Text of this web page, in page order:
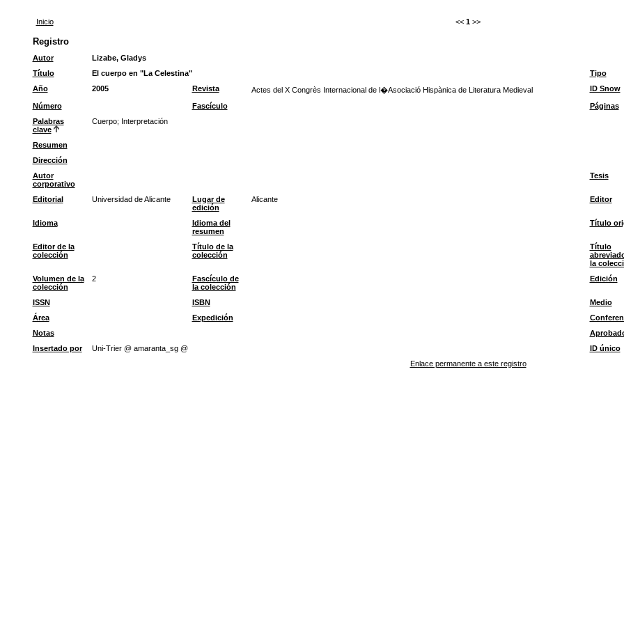
Inicio << 1 >>
Registro
Autor
Lizabe, Gladys
Título
El cuerpo en "La Celestina" Tipo
Año
2005 Revista Actes del X Congrès Internacional de l�Asociació Hispànica de Literatura Medieval ID Snow
Número Fascículo Páginas
Palabras
clave
Cuerpo; Interpretación
Resumen
Dirección
Autor
corporativo
Tesis
Editorial Universidad de Alicante
Lugar de
edición
Alicante Editor
Idioma
Idioma del
resumen
Título
Editor de la
colección
Título de la
colección
Título
la
Volumen de la
colección
2
Fascículo de
la colección
Edición
ISSN ISBN
Medio
Área
Expedición
Notas
Insertado por
Uni-Trier @ amaranta_sg @ ID único
Enlace permanente a este registro